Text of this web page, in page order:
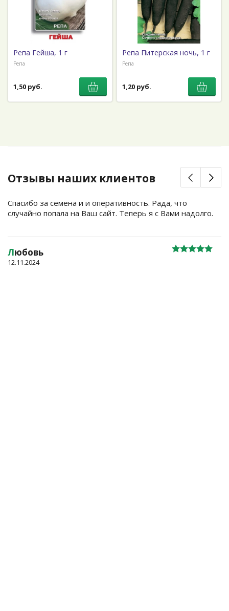
Репа Гейша, 1 г
Репа
1,50 руб.
Репа Питерская ночь, 1 г
Репа
1,20 руб.
Отзывы наших клиентов
Спасибо за семена и и оперативность. Рада, что
случайно попала на Ваш сайт. Теперь я с Вами надолго.
Любовь
12.11.2024